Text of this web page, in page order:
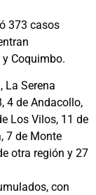
373 casos
Coquimbo.
La Serena
4 de Andacollo,
Los Vilos, 11 de
7 de Monte
otra región y 27
con